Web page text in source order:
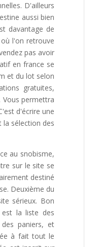
D'ailleurs
aussi bien
davantage de
l'on retrouve
pas avoir
en france se
et du lot selon
gratuites,
permettra
d'écrire une
la sélection des
au snobisme,
sur le site se
destiné
Deuxième du
sérieux. Bon
la liste des
paniers, et
à fait tout le